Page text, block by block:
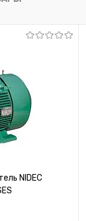
NIDEC